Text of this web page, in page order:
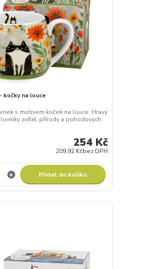
kočky na louce
s motivem koček na louce. Hravý
zvířat, přírody a pohodových
254 Kč
209,92 Kčbez DPH
Přidat do košíku